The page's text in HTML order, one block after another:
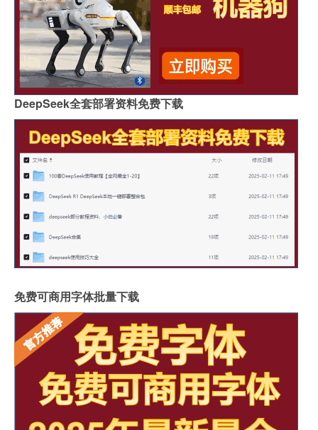
DeepSeek全套部署资料免费下载
免费可商用字体批量下载